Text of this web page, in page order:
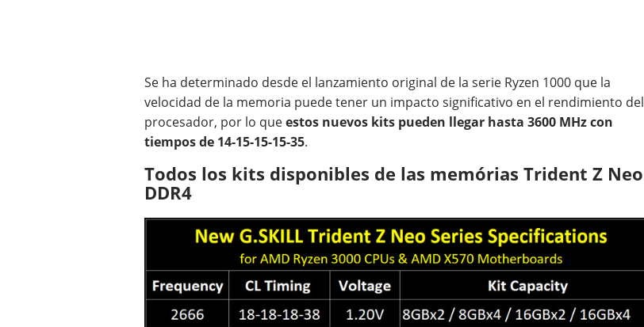
Se ha determinado desde el lanzamiento original de la serie Ryzen 1000 que la
velocidad de la memoria puede tener un impacto significativo en el rendimiento del
procesador, por lo queestos nuevos kits pueden llegar hasta 3600 MHz con
tiempos de 14-15-15-15-35.
Todos los kits disponibles de las memórias Trident Z Neo
DDR4